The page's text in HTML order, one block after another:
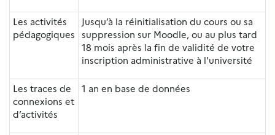
Les activités
pédagogiques
Jusqu’à la réinitialisation du cours ou sa
suppression sur Moodle, ou au plus tard
18 mois après la fin de validité de votre
inscription administrative à l'université
Les traces de
connexions et
d’activités
1 an en base de données